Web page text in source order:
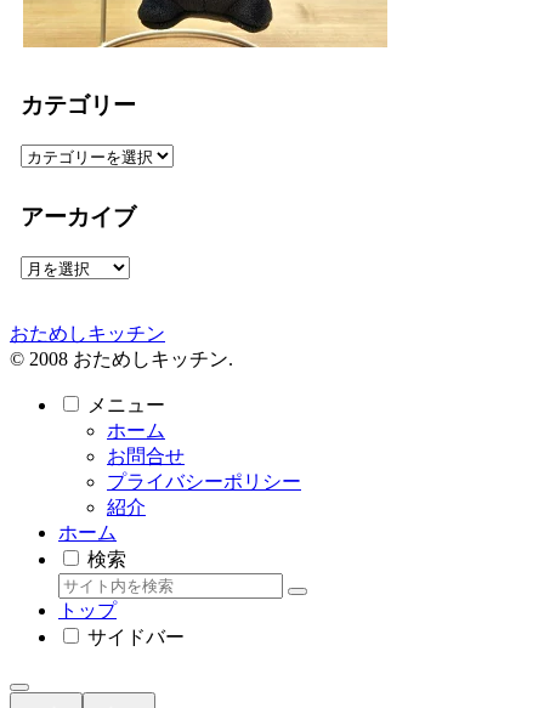
カテゴリー
カ
ゴ
リ
ー
アーカイブ
ア
イ
ブ
おためしキッチン
© 2008 おためしキッチン.
メニュー
ホーム
お問合せ
プライバシーポリシー
紹介
ホーム
検索
トップ
サイドバー